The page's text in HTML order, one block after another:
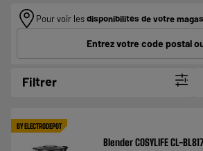
REMBOURSE. VERIFIEZ VOS CAPACITES
REMBOURSEMENT AVANT DE VOUS
Pour voir lesdisponibilités de votre
Entrez votre code postal
Filtrer
BY ELECTRODEPOT
Blender COSYLIFE CL-